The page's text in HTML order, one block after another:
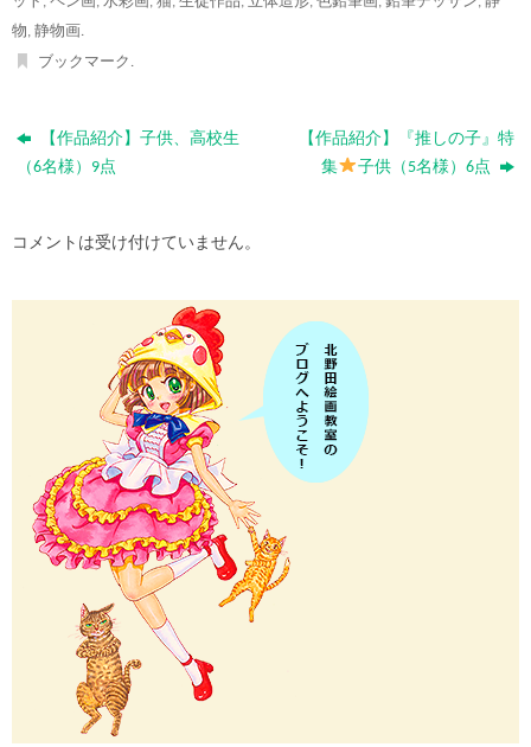
物, 静物画.
ブックマーク .
【作品紹介】子供、高校生
（6名様）9点
【作品紹介】『推しの子』特
集
子供（5名様）6点
コメントは受け付けていません。